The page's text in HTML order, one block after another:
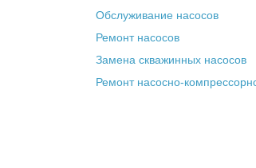
Обслуживание насосов
Ремонт насосов
Замена скважинных насосов
Ремонт насосно-